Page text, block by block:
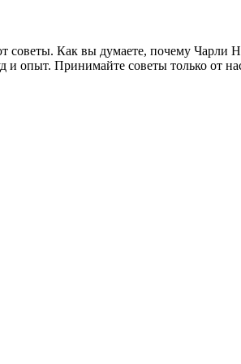
советы. Как вы думаете, почему
опыт. Принимайте советы только от